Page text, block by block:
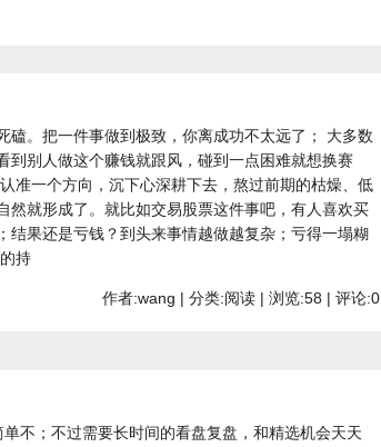
。把一件事做到极致，你离成功不太远了； 大多数
到别人做这个赚钱就跟风，碰到一点困难就想换赛
准一个方向，沉下心深耕下去，熬过前期的枯燥、低
然就形成了。就比如交易股票这件事吧，有人喜欢买
结果还是亏钱？到头来事情越做越复杂；亏得一塌糊
持
作者:wang | 分类:阅读 | 浏览:58 | 评论:0
不；不过需要长时间的看盘复盘，和精选机会天天